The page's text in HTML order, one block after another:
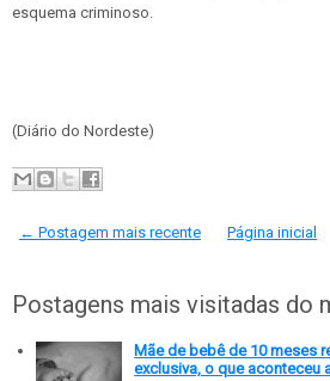
esquema criminoso.
(Diário do Nordeste)
← Postagem mais recente Página inicial
Postagens mais visitadas do
Mãe de bebê de 10 meses
exclusiva, o que aconteceu